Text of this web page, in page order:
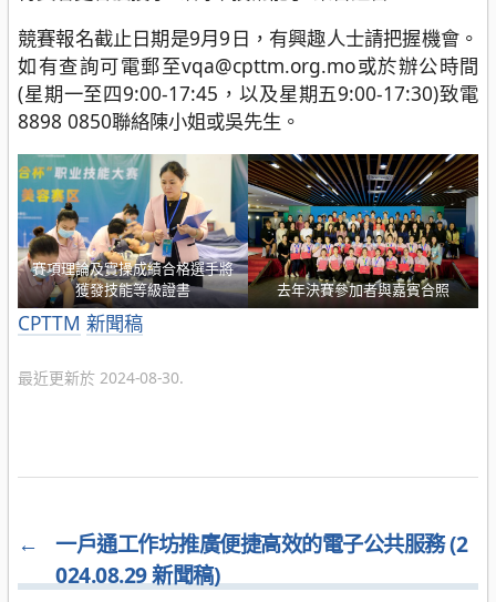
競賽報名截止日期是9月9日，有興趣人士請把握機會。
如有查詢可電郵至vqa@cpttm.org.mo或於辦公時間
(星期一至四9:00-17:45，以及星期五9:00-17:30)致電
8898 0850聯絡陳小姐或吳先生。
賽項理論及實操成績合格選手將
獲發技能等級證書
去年決賽參加者與嘉賓合照
分
CPTTM 新聞稿
最近更新於 2024-08-30.
←
一戶通工作坊推廣便捷高效的電子公共服務 (2
024.08.29 新聞稿)